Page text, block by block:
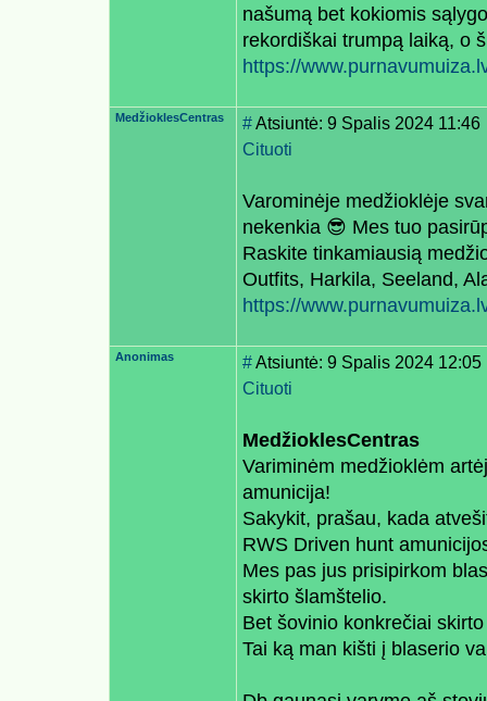
našumą bet kokiomis
rekordiškai trumpą laiką, o
https://
MedžioklesCentras #Atsiuntė: 9 Spalis 2024 11:46
Cituoti
Varominėje medžioklėje
nekenkia 😎 Mes tuo
Raskite tinkamiausią
Outfits, Harkila, Seeland,
https://
Anonimas #Atsiuntė: 9 Spalis 2024 12:05
Cituoti
MedžioklesCentras
Variminėm medžioklėm
amunicija!
Sakykit, prašau, kada
RWS Driven hunt
Mes pas jus prisipirkom
skirto šlamštelio.
Bet šovinio konkrečiai
Tai ką man kišti į blaserio